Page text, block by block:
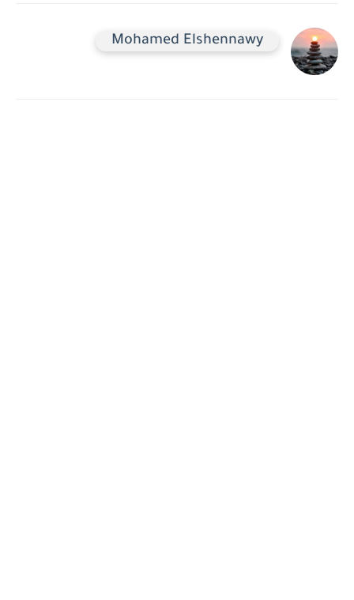
Mohamed Elshennawy